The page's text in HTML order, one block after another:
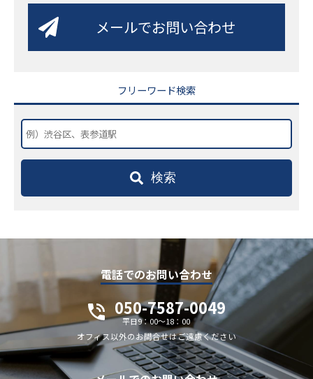
メールでお問い合わせ
フリーワード検索
検索
電話でのお問い合わせ
050-7587-0049
平日9：00～18：00
オフィス以外のお問合せはご遠慮ください